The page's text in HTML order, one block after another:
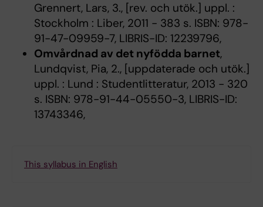
Grennert, Lars, 3., [rev. och utök.] uppl. :
Stockholm : Liber, 2011 - 383 s. ISBN: 978-
91-47-09959-7, LIBRIS-ID: 12239796,
Omvårdnad av det nyfödda barnet,
Lundqvist, Pia, 2., [uppdaterade och utök.]
uppl. : Lund : Studentlitteratur, 2013 - 320
s. ISBN: 978-91-44-05550-3, LIBRIS-ID:
13743346,
This syllabus in English